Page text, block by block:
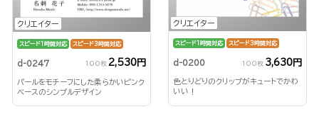
クリエイター
スピード1時間対応 スピード3時間対応
d-0247 100枚 2,530円
パールをモチーフにした柔らかいピンク
ベースのシンプルデザイン
クリエイター
スピード1時間対応 スピード3時間対応
d-0200 100枚 3,630円
色とりどりのクリップがキュートでかわ
いい！